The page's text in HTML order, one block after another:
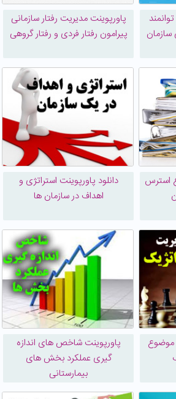
سازمان
پاورپوینت مدیریت رفتار سازمانی
پیرامون رفتار فردی و رفتار گروهی
استرس
دانلود پاورپوینت استراتژی و
اهداف در سازمان ها
موضوع
پاورپوینت شاخص های اندازه
گیری عملکرد بخش های
بیمارستانی